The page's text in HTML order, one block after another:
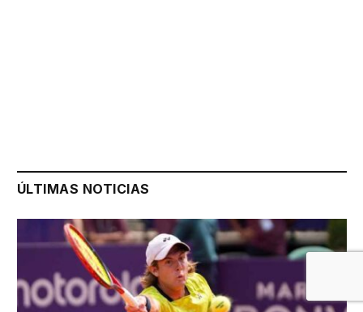
ÚLTIMAS NOTICIAS